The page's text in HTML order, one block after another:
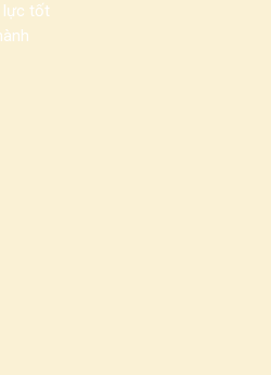
lực tốt